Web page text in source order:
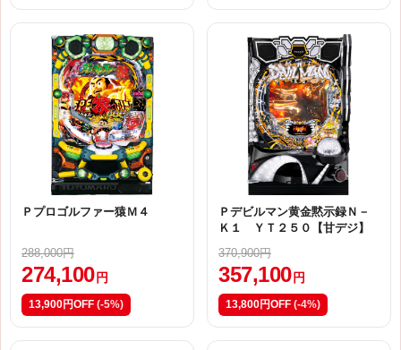
Ｐプロゴルファー猿Ｍ４
288,000円
274,100 円
13,900円OFF (-5%)
Ｐデビルマン黄金黙示録Ｎ－
Ｋ１ ＹＴ２５０【甘デジ】
370,900円
357,100 円
13,800円OFF (-4%)